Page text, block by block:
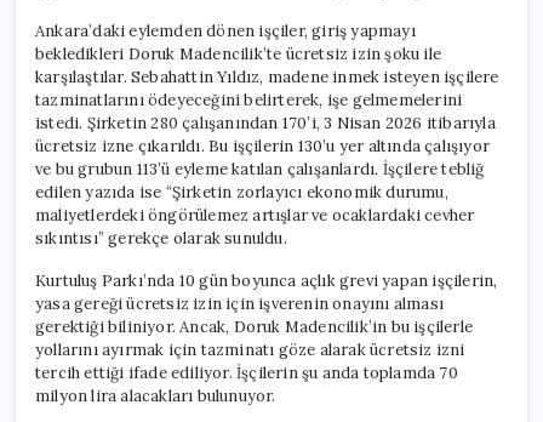
Ankara’daki eylemden dönen işçiler, giriş yapmayı
bekledikleri Doruk Madencilik’te ücretsiz izin şoku ile
karşılaştılar. Sebahattin Yıldız, madene inmek isteyen işçilere
tazminatlarını ödeyeceğini belirterek, işe gelmemelerini
istedi. Şirketin 280 çalışanından 170’i, 3 Nisan 2026 itibarıyla
ücretsiz izne çıkarıldı. Bu işçilerin 130’u yer altında çalışıyor
ve bu grubun 113’ü eyleme katılan çalışanlardı. İşçilere tebliğ
edilen yazıda ise “Şirketin zorlayıcı ekonomik durumu,
maliyetlerdeki öngörülemez artışlar ve ocaklardaki cevher
sıkıntısı” gerekçe olarak sunuldu.
Kurtuluş Parkı’nda 10 gün boyunca açlık grevi yapan işçilerin,
yasa gereği ücretsiz izin için işverenin onayını alması
gerektiği biliniyor. Ancak, Doruk Madencilik’in bu işçilerle
yollarını ayırmak için tazminatı göze alarak ücretsiz izni
tercih ettiği ifade ediliyor. İşçilerin şu anda toplamda 70
milyon lira alacakları bulunuyor.